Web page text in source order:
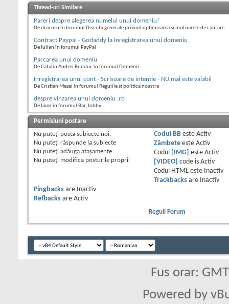
Thread-uri Similare
Pareri despre alegerea numelui unui domeniu!
De dracosu în forumul Discutii generale privind optimizarea si motoarele de cautare
Contract Paypal - Godaddy la inregistrarea unui domeniu
De Iulian în forumul PayPal
Parcarea unui domeniu
De Catalin Andrei Bunduc în forumul Domenii
Inregistrarea unui cont - Scrisoare de intentie - NU mai este valabil
De Cristian Mezei în forumul Regulile si politica noastra
despre vinzarea unui domeniu .ro
De lixor în forumul Bar, lobby...
Permisiuni postare
Nu puteţi posta subiecte noi.
Nu puteţi răspunde la subiecte
Nu puteţi adăuga ataşamente
Nu puteţi modifica posturile proprii
Codul BBeste Activ
Zâmbeteeste Activ
Codul
[IMG] este Activ
[VIDEO] code is Activ
Codul HTML este
Inactiv
Trackbacksare
Inactiv
Pingbacks are
Inactiv
Refbacks are Activ
Reguli Forum
Fus orar:
Powered by